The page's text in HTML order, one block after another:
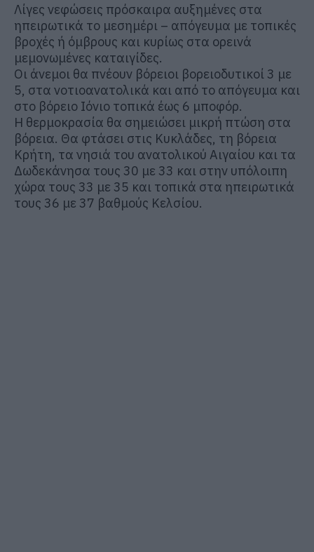
Λίγες νεφώσεις πρόσκαιρα αυξημένες στα
ηπειρωτικά το μεσημέρι – απόγευμα με τοπικές
βροχές ή όμβρους και κυρίως στα ορεινά
μεμονωμένες καταιγίδες.
Οι άνεμοι θα πνέουν βόρειοι βορειοδυτικοί 3 με
5, στα νοτιοανατολικά και από το απόγευμα και
στο βόρειο Ιόνιο τοπικά έως 6 μποφόρ.
Η θερμοκρασία θα σημειώσει μικρή πτώση στα
βόρεια. Θα φτάσει στις Κυκλάδες, τη βόρεια
Κρήτη, τα νησιά του ανατολικού Αιγαίου και τα
Δωδεκάνησα τους 30 με 33 και στην υπόλοιπη
χώρα τους 33 με 35 και τοπικά στα ηπειρωτικά
τους 36 με 37 βαθμούς Κελσίου.